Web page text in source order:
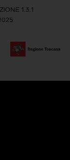
1.3.1